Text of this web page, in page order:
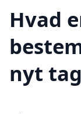
Hvad
nyt